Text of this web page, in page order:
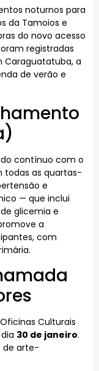
noturnos para
da Tamoios e
do novo acesso
registradas
Caraguatatuba, a
de verão e
contínuo com o
todas as quartas-
e
— que inclui
glicemia e
a
com
Culturais
30 de janeiro.
de arte-